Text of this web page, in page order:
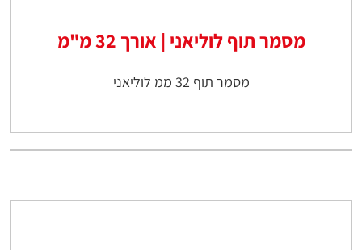
מסמר תוף לוליאני | אורך 32 מ"מ
מסמר תוף 32 ממ לוליאני